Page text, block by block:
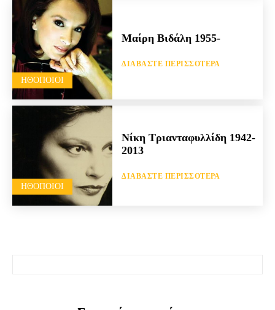
HΘΟΠΟΙΟΊ
Μαίρη Βιδάλη 1955-
ΔΙΑΒΆΣΤΕ ΠΕΡΙΣΣΌΤΕΡΑ
HΘΟΠΟΙΟΊ
Νίκη Τριανταφυλλίδη 1942-
2013
ΔΙΑΒΆΣΤΕ ΠΕΡΙΣΣΌΤΕΡΑ